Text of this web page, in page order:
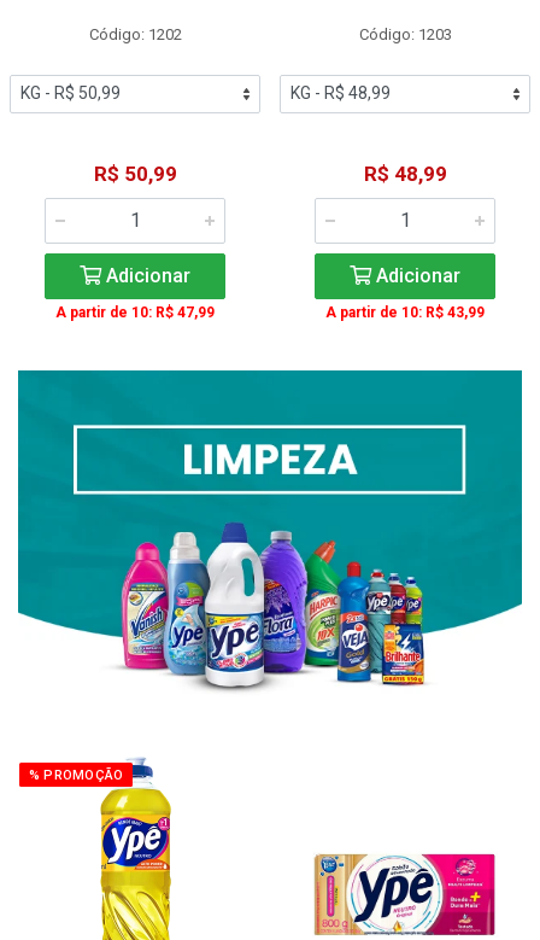
Código: 1202
R$ 50,99
Adicionar
A partir de 10: R$ 47,99
Código: 1203
R$ 48,99
Adicionar
A partir de 10: R$ 43,99
% PROMOÇÃO